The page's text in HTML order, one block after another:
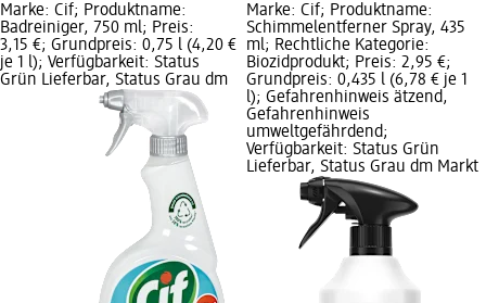
Marke: Cif; Produktname:
Badreiniger, 750 ml; Preis:
3,15 €; Grundpreis: 0,75 l (4,20 €
je 1 l); Verfügbarkeit: Status
Grün Lieferbar, Status Grau dm
Marke: Cif; Produktname:
Schimmelentferner Spray, 435
ml; Rechtliche Kategorie:
Biozidprodukt; Preis: 2,95 €;
Grundpreis: 0,435 l (6,78 € je 1
l); Gefahrenhinweis ätzend,
Gefahrenhinweis
umweltgefährdend;
Verfügbarkeit: Status Grün
Lieferbar, Status Grau dm Markt